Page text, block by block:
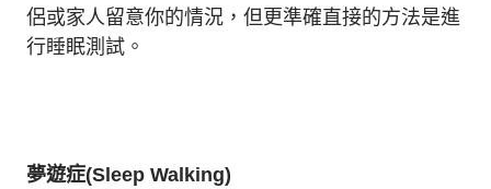
侶或家人留意你的情況，但更準確直接的方法是進
行睡眠測試。
夢遊症(Sleep Walking)